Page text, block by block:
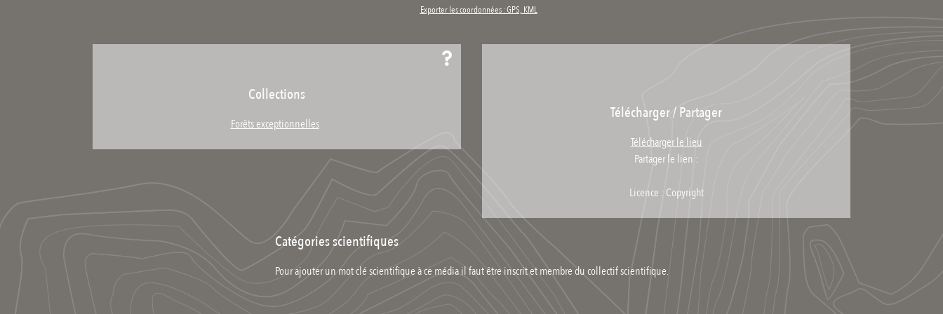
Exporter les coordonnées : GPS, KML
Collections
Forêts exceptionnelles
Télécharger / Partager
Télécharger le lieu
Partager le lien :
Licence : Copyright
Catégories scientifiques
Pour ajouter un mot clé scientifique à ce média il faut être inscrit et membre du collectif scientifique.